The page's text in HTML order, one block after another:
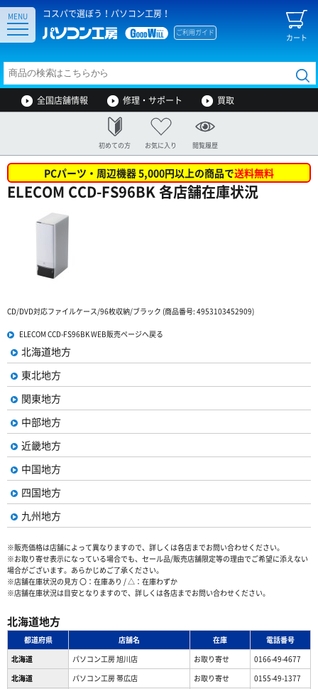
コスパで選ぼう！パソコン工房！
カート
ご利用ガイド
MENU
全国店舗情報 修理・サポート 買取
初めての方 お気に入り 閲覧履歴
PCパーツ・周辺機器 5,000円以上の商品で送料無料
ELECOM CCD-FS96BK 各店舗在庫状況
CD/DVD対応ファイルケース/96枚収納/ブラック (商品番号: 4953103452909)
ELECOM CCD-FS96BK WEB販売ページへ戻る
北海道地方
東北地方
関東地方
中部地方
近畿地方
中国地方
四国地方
九州地方
※販売価格は店舗によって異なりますので、詳しくは各店までお問い合わせください。
※お取り寄せ表示になっている場合でも、セール品/販売店舗限定等の理由でご希望に添えない
場合がございます。あらかじめご了承ください。
※店舗在庫状況の見方 〇：在庫あり / △：在庫わずか
※店舗在庫状況は目安となりますので、詳しくは各店までお問い合わせください。
北海道地方
都道府県 店舗名 在庫
電話番号
北海道
パソコン工房 旭川店 お取り寄せ
0166-49-4677
北海道
パソコン工房 帯広店 お取り寄せ
0155-49-1377